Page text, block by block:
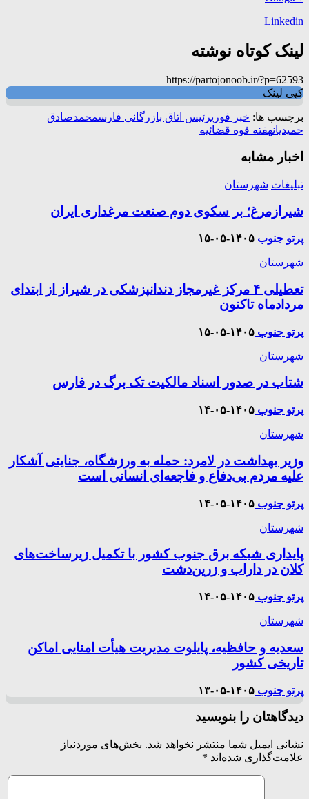
Linkedin
لینک کوتاه نوشته
https://partojonoob.ir/?p=62593
کپی لینک
برچسب ها: خبر فوریرئیس اتاق بازرگانی فارسمحمدصادق
حمیدیانهفته قوه قضائیه
اخبار مشابه
تبلیغات شهرستان
شیرازمرغ؛ بر سکوی دوم صنعت مرغداری ایران
پرتو جنوب ۱۴۰۵-۰۵-۱۵
شهرستان
تعطیلی ۴ مرکز غیرمجاز دندانپزشکی در شیراز از ابتدای
مردادماه تاکنون
پرتو جنوب ۱۴۰۵-۰۵-۱۵
شهرستان
شتاب در صدور اسناد مالکیت تک برگ در فارس
پرتو جنوب ۱۴۰۵-۰۵-۱۴
شهرستان
وزیر بهداشت در لامرد: حمله به ورزشگاه، جنایتی آشکار
علیه مردم بی‌دفاع و فاجعه‌ای انسانی است
پرتو جنوب ۱۴۰۵-۰۵-۱۴
شهرستان
پایداری شبکه برق جنوب کشور با تکمیل زیرساخت‌های
کلان در داراب و زرین‌دشت
پرتو جنوب ۱۴۰۵-۰۵-۱۴
شهرستان
سعدیه و حافظیه، پایلوت مدیریت هیأت امنایی اماکن
تاریخی کشور
پرتو جنوب ۱۴۰۵-۰۵-۱۳
دیدگاهتان را بنویسید
نشانی ایمیل شما منتشر نخواهد شد. بخش‌های موردنیاز
علامت‌گذاری شده‌اند *